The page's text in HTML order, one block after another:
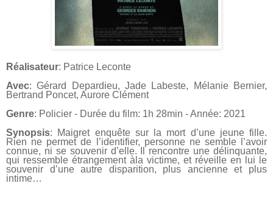
Réalisateur: Patrice Leconte
Avec: Gérard Depardieu, Jade Labeste, Mélanie Bernier,
Bertrand Poncet, Aurore Clément
Genre: Policier - Durée du film: 1h 28min - Année: 2021
Synopsis: Maigret enquête sur la mort d’une jeune fille.
Rien ne permet de
l’identifier, personne ne semble l’avoir
connue, ni se souvenir d’elle. Il rencontre une délinquante,
qui ressemble étrangement àla victime, et réveille en lui le
souvenir d’une autre disparition, plus ancienne et plus
intime…